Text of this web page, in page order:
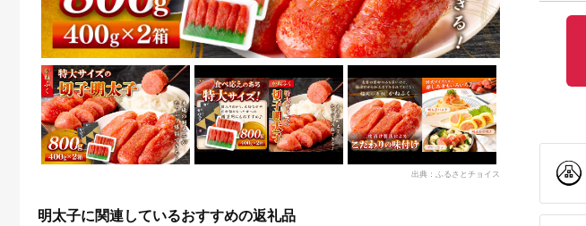
出典：ふるさとチョイス
明太子に関連しているおすすめの返礼品